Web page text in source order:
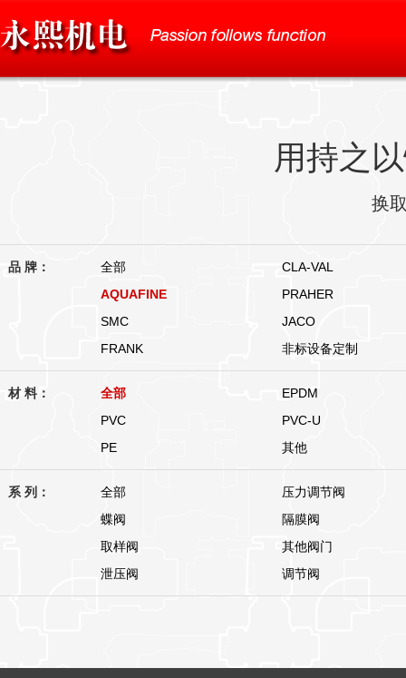
用持之
换
品 牌： 全部
CLA-VAL
AQUAFINE
PRAHER
SMC
JACO
FRANK
非标设备定制
材 料： 全部
EPDM
PVC
PVC-U
PE
其他
系 列： 全部
压力调节阀
蝶阀
隔膜阀
取样阀
其他阀门
泄压阀
调节阀